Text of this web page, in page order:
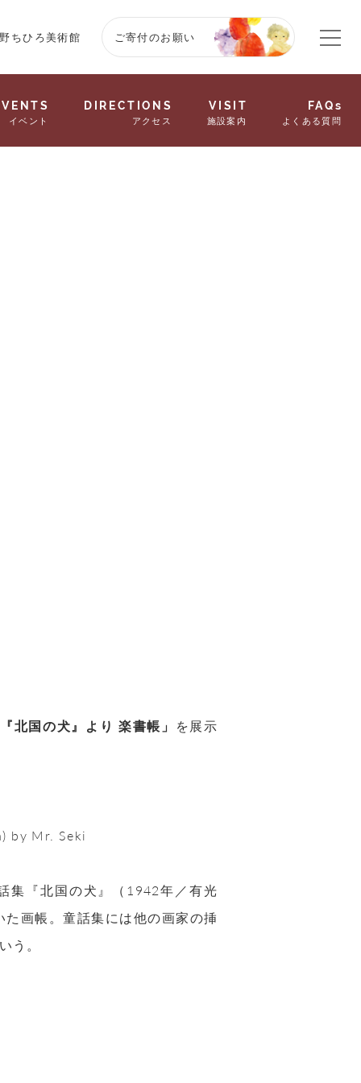
ちひろ美術館 ご寄付のお願い
イベント
DIRECTIONS
アクセス
VISIT
施設案内
FAQs
よくある質問
北国の犬』より 楽書帳」 を展示
by Mr. Seki
集『北国の犬』（1942年／有光
画帳。童話集には他の画家の挿
う。